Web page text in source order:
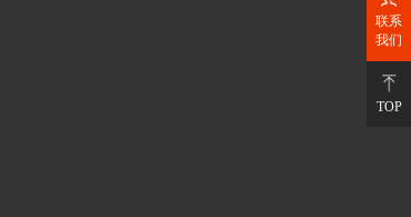
联系
我们
TOP